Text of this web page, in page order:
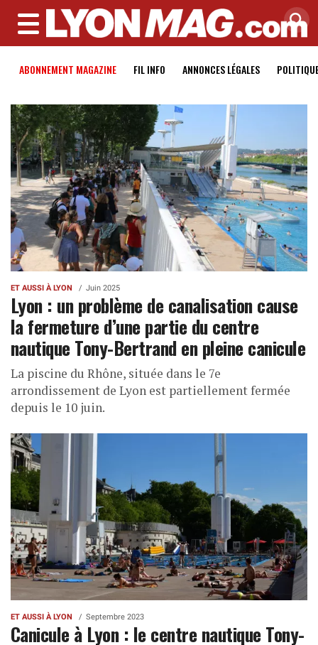
MENU
ABONNEMENT MAGAZINE FIL INFO ANNONCES LÉGALES
ET AUSSI À LYON Juin 2025
Lyon : un problème de canalisation cause
la fermeture d’une partie du centre
nautique Tony-Bertrand en pleine canicule
La piscine du Rhône, située dans le 7e
arrondissement de Lyon est partiellement fermée
depuis le 10 juin.
ET AUSSI À LYON Septembre 2023
Canicule à Lyon : le centre nautique Tony-